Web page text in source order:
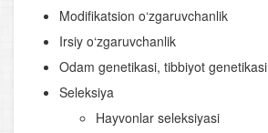
Modifikatsion o‘zgaruvchanlik
Irsiy o‘zgaruvchanlik
Odam genetikasi, tibbiyot genetikasi
Seleksiya
Hayvonlar seleksiyasi